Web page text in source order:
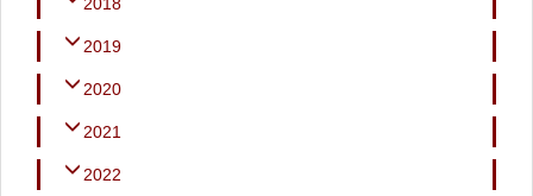
2018
2019
2020
2021
2022